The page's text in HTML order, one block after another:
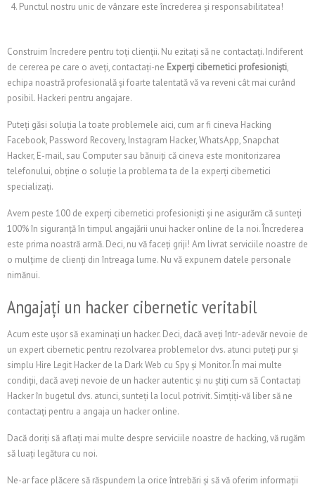
Punctul nostru unic de vânzare este încrederea și responsabilitatea!
Construim încredere pentru toți clienții. Nu ezitați să ne contactați. Indiferent
de cererea pe care o aveți, contactați-ne Experți cibernetici profesioniști,
echipa noastră profesională și foarte talentată vă va reveni cât mai curând
posibil. Hackeri pentru angajare.
Puteți găsi soluția la toate problemele aici, cum ar fi cineva Hacking
Facebook, Password Recovery, Instagram Hacker, WhatsApp, Snapchat
Hacker, E-mail, sau Computer sau bănuiți că cineva este monitorizarea
telefonului, obține o soluție la problema ta de la experți cibernetici
specializați.
Avem peste 100 de experți cibernetici profesioniști și ne asigurăm că sunteți
100% în siguranță în timpul angajării unui hacker online de la noi. Încrederea
este prima noastră armă. Deci, nu vă faceți griji! Am livrat serviciile noastre de
o mulțime de clienți din întreaga lume. Nu vă expunem datele personale
nimănui.
Angajați un hacker cibernetic veritabil
Acum este ușor să examinați un hacker. Deci, dacă aveți într-adevăr nevoie de
un expert cibernetic pentru rezolvarea problemelor dvs. atunci puteți pur și
simplu Hire Legit Hacker de la Dark Web cu Spy și Monitor. În mai multe
condiții, dacă aveți nevoie de un hacker autentic și nu știți cum să Contactați
Hacker în bugetul dvs. atunci, sunteți la locul potrivit. Simțiți-vă liber să ne
contactați pentru a angaja un hacker online.
Dacă doriți să aflați mai multe despre serviciile noastre de hacking, vă rugăm
să luați legătura cu noi.
Ne-ar face plăcere să răspundem la orice întrebări și să vă oferim informații